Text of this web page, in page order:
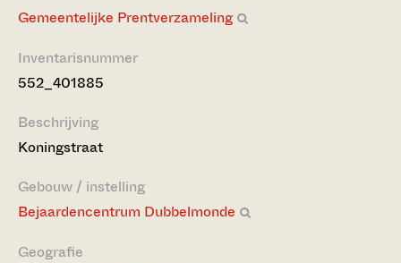
Gemeentelijke Prentverzameling
Inventarisnummer
552_401885
Beschrijving
Koningstraat
Gebouw / instelling
Bejaardencentrum Dubbelmonde
Geografie